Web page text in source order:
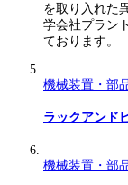
を取り入れた
学会社プラン
ております。
機械装置・部
ラックアンド
機械装置・部